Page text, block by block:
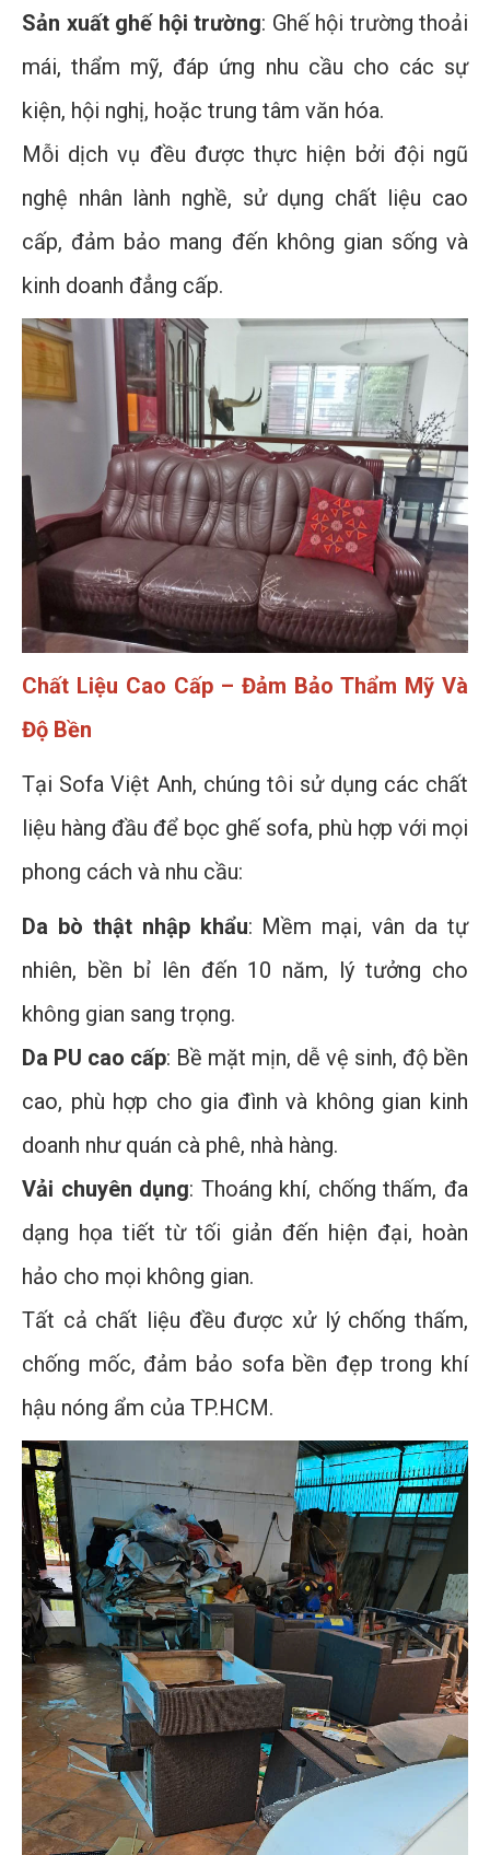
Sản xuất ghế hội trường: Ghế hội trường thoải
mái, thẩm mỹ, đáp ứng nhu cầu cho các sự
kiện, hội nghị, hoặc trung tâm văn hóa.
Mỗi dịch vụ đều được thực hiện bởi đội ngũ
nghệ nhân lành nghề, sử dụng chất liệu cao
cấp, đảm bảo mang đến không gian sống và
kinh doanh đẳng cấp.
Chất Liệu Cao Cấp – Đảm Bảo Thẩm Mỹ Và
Độ Bền
Tại Sofa Việt Anh, chúng tôi sử dụng các chất
liệu hàng đầu để bọc ghế sofa, phù hợp với mọi
phong cách và nhu cầu:
Da bò thật nhập khẩu: Mềm mại, vân da tự
nhiên, bền bỉ lên đến 10 năm, lý tưởng cho
không gian sang trọng.
Da PU cao cấp: Bề mặt mịn, dễ vệ sinh, độ bền
cao, phù hợp cho gia đình và không gian kinh
doanh như quán cà phê, nhà hàng.
Vải chuyên dụng: Thoáng khí, chống thấm, đa
dạng họa tiết từ tối giản đến hiện đại, hoàn
hảo cho mọi không gian.
Tất cả chất liệu đều được xử lý chống thấm,
chống mốc, đảm bảo sofa bền đẹp trong khí
hậu nóng ẩm của TP.HCM.